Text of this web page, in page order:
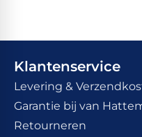
Klantenservice
Levering &
Garantie bij van
Retourneren